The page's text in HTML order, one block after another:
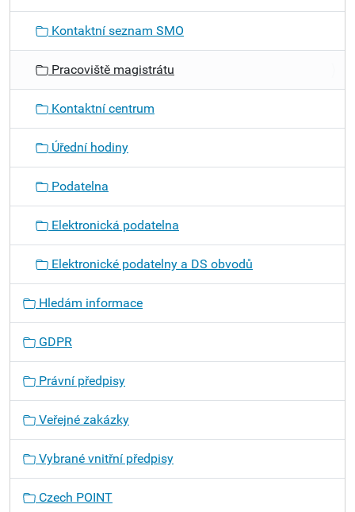
Kontaktní seznam SMO
Pracoviště magistrátu
Kontaktní centrum
Úřední hodiny
Podatelna
Elektronická podatelna
Elektronické podatelny a DS obvodů
Hledám informace
GDPR
Právní předpisy
Veřejné zakázky
Vybrané vnitřní předpisy
Czech POINT